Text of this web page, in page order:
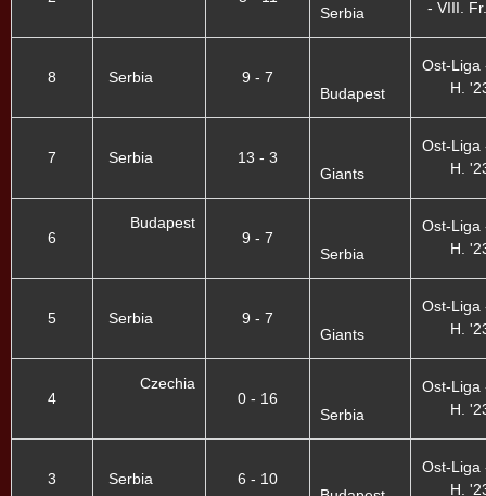
Serbia
- VIII.
8 Serbia
9 - 7
Budapest
Ost-Liga
H.
7 Serbia
13 - 3
Giants
Ost-Liga
H.
6
Budapest
9 - 7
Serbia
Ost-Liga
H.
5 Serbia
9 - 7
Giants
Ost-Liga
H.
4
Czechia
0 - 16
Serbia
Ost-Liga
H.
3 Serbia
6 - 10
Ost-Liga
H.